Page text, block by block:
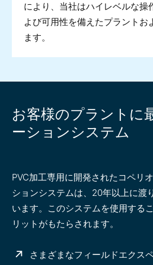
により、当社はハイレベルな操
よび可用性を備えたプラントお
ます。
お客様のプラントに
ーションシステム
PVC加工専用に開発されたコペリ
ションシステムは、20年以上に渡
います。このシステムを使用する
リットがもたらされます。
さまざまなフィールドエクス